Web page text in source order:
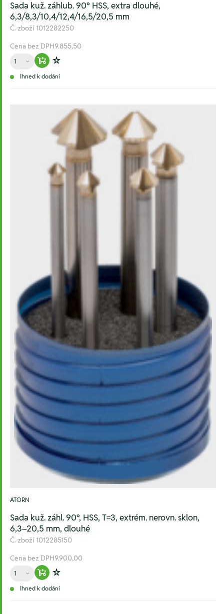
Sada kuž. záhlub. 90° HSS, extra dlouhé,
6,3/8,3/10,4/12,4/16,5/20,5 mm
Č. zboží 1012282250
Cena bez DPH9.855,50
Množství
Warenkorb hinzufügen
Zur Wunschliste hinzufügen
Ihned k dodání
ATORN
Sada kuž. záhl. 90°, HSS, T=3, extrém. nerovn. sklon,
6,3–20,5 mm, dlouhé
Č. zboží 1012285150
Cena bez DPH9.900,00
Množství
Warenkorb hinzufügen
Zur Wunschliste hinzufügen
Ihned k dodání